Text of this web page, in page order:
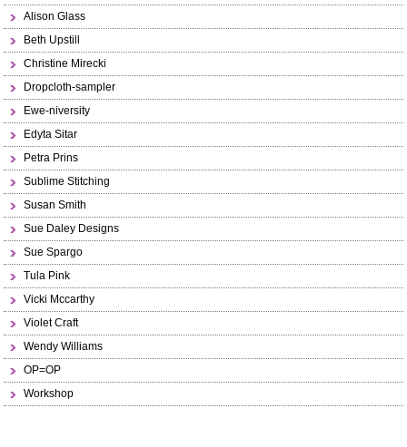
Alison Glass
Beth Upstill
Christine Mirecki
Dropcloth-sampler
Ewe-niversity
Edyta Sitar
Petra Prins
Sublime Stitching
Susan Smith
Sue Daley Designs
Sue Spargo
Tula Pink
Vicki Mccarthy
Violet Craft
Wendy Williams
OP=OP
Workshop